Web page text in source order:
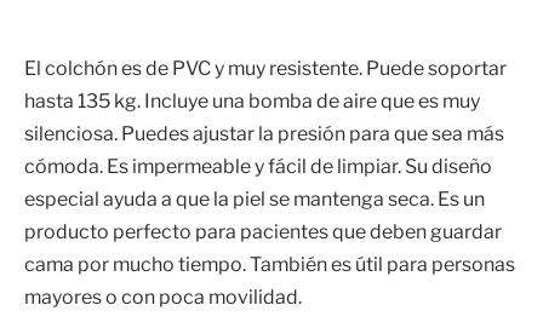
El colchón es de PVC y muy resistente. Puede soportar
hasta 135 kg. Incluye una bomba de aire que es muy
silenciosa. Puedes ajustar la presión para que sea más
cómoda. Es impermeable y fácil de limpiar. Su diseño
especial ayuda a que la piel se mantenga seca. Es un
producto perfecto para pacientes que deben guardar
cama por mucho tiempo. También es útil para personas
mayores o con poca movilidad.